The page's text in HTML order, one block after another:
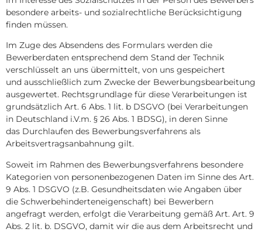
besondere arbeits- und sozialrechtliche Berücksichtigung
finden müssen.
Im Zuge des Absendens des Formulars werden die
Bewerberdaten entsprechend dem Stand der Technik
verschlüsselt an uns übermittelt, von uns gespeichert
und ausschließlich zum Zwecke der Bewerbungsbearbeitung
ausgewertet. Rechtsgrundlage für diese Verarbeitungen ist
grundsätzlich Art. 6 Abs. 1 lit. b DSGVO (bei Verarbeitungen
in Deutschland i.V.m. § 26 Abs. 1 BDSG), in deren Sinne
das Durchlaufen des Bewerbungsverfahrens als
Arbeitsvertragsanbahnung gilt.
Soweit im Rahmen des Bewerbungsverfahrens besondere
Kategorien von personenbezogenen Daten im Sinne des Art.
9 Abs. 1 DSGVO (z.B. Gesundheitsdaten wie Angaben über
die Schwerbehinderteneigenschaft) bei Bewerbern
angefragt werden, erfolgt die Verarbeitung gemäß Art. Art. 9
Abs. 2 lit. b. DSGVO, damit wir die aus dem Arbeitsrecht und